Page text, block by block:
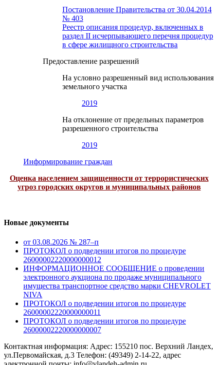
Постановление Правительства от 30.04.2014
№ 403
Реестр описания процедур, включенных в
раздел II исчерпывающего перечня процедур
в сфере жилищного строительства
Предоставление разрешений
На условно разрешенный вид использования
земельного участка
2019
На отклонение от предельных параметров
разрешенного строительства
2019
Информирование граждан
Оценка населением защищенности от террористических
угроз городских округов и муниципальных районов
Новые документы
от 03.08.2026 № 287–п
ПРОТОКОЛ о подведении итогов по процедуре
26000002220000000012
ИНФОРМАЦИОННОЕ СООБЩЕНИЕ о проведении
электронного аукциона по продаже муниципального
имущества транспортное средство марки CHEVROLET
NIVA
ПРОТОКОЛ о подведении итогов по процедуре
26000002220000000011
ПРОТОКОЛ о подведении итогов по процедуре
26000002220000000007
Контактная информация: Адрес: 155210 пос. Верхний Ландех,
ул.Первомайская, д.3 Телефон: (49349) 2-14-22, адрес